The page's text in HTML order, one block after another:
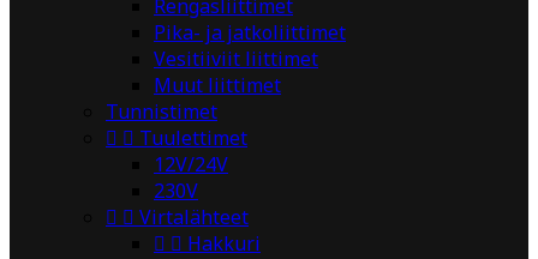
Rengasliittimet
Pika- ja jatkoliittimet
Vesitiiviit liittimet
Muut liittimet
Tunnistimet
  Tuulettimet
12V/24V
230V
  Virtalähteet
  Hakkuri